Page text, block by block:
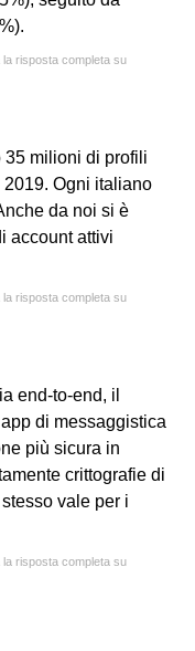
la risposta completa su
milioni di profili
Ogni italiano
da noi si è
account attivi
la risposta completa su
end-to-end, il
di messaggistica
più sicura in
crittografie di
vale per i
la risposta completa su